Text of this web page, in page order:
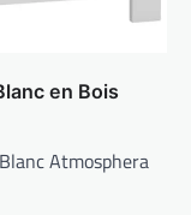
en Bois
Atmosphera